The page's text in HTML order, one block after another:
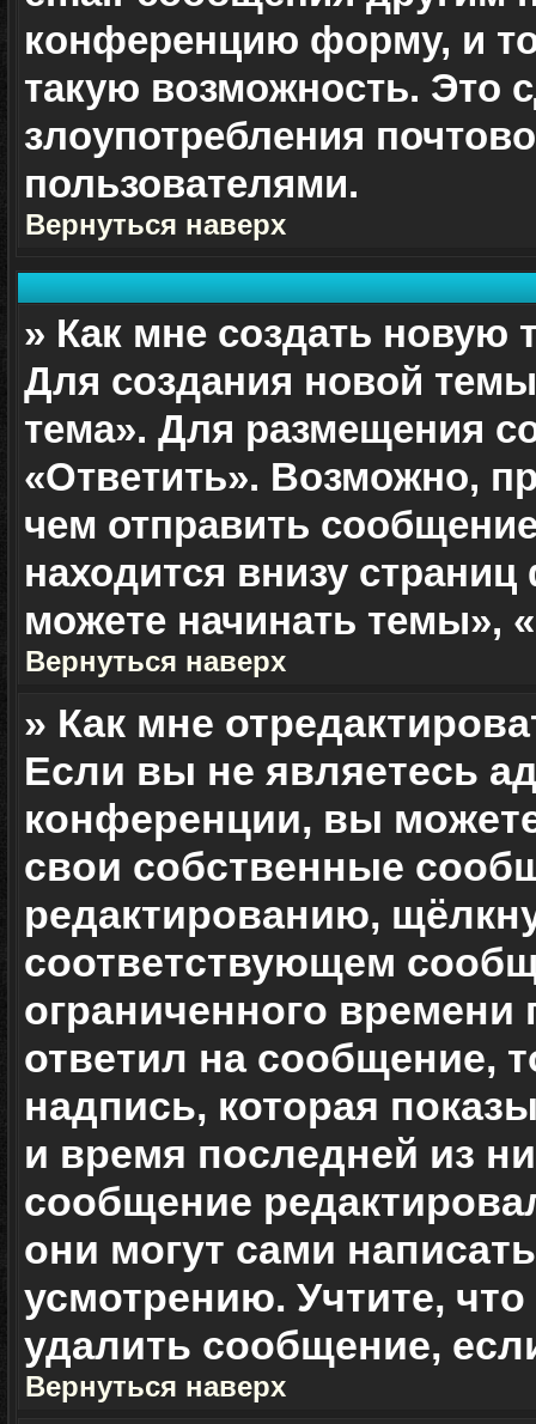
конференцию форму, и
такую возможность. Это
злоупотребления
пользователями.
Вернуться наверх
» Как мне создать новую
Для создания новой
тема». Для размещения
«Ответить». Возможно,
чем отправить
находится внизу
можете начинать темы»,
Вернуться наверх
» Как мне
Если вы не являетесь
конференции, вы
свои собственные
редактированию,
соответствующем
ограниченного времени
ответил на сообщение,
надпись, которая
и время последней из
сообщение
они могут сами
усмотрению. Учтите,
удалить сообщение,
Вернуться наверх